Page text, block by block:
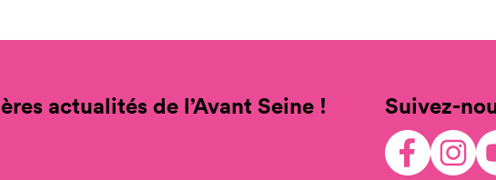
actualités de l’Avant Seine ! Suivez-